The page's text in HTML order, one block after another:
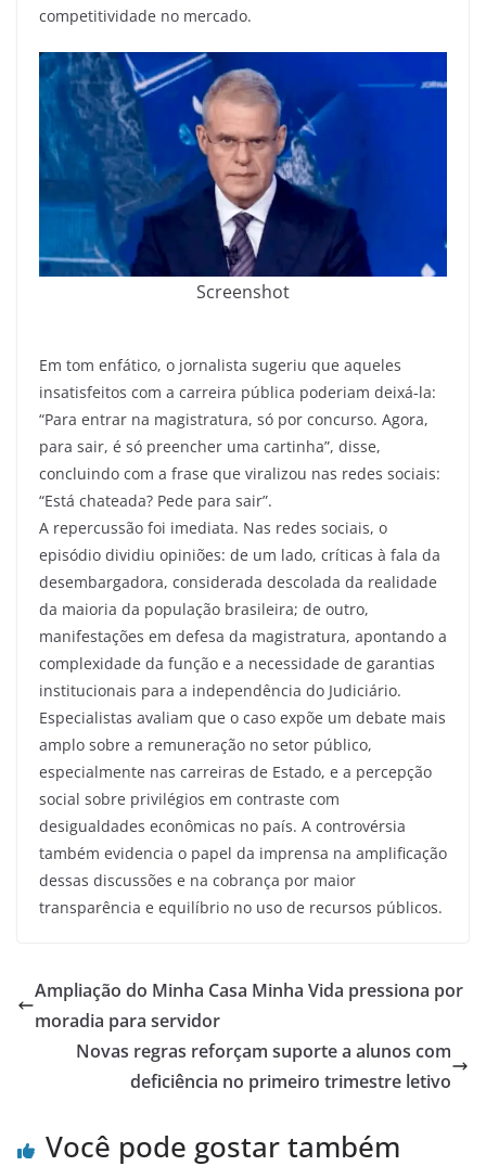
competitividade no mercado.
Screenshot
Em tom enfático, o jornalista sugeriu que aqueles
insatisfeitos com a carreira pública poderiam deixá-la:
“Para entrar na magistratura, só por concurso. Agora,
para sair, é só preencher uma cartinha”, disse,
concluindo com a frase que viralizou nas redes sociais:
“Está chateada? Pede para sair”.
A repercussão foi imediata. Nas redes sociais, o
episódio dividiu opiniões: de um lado, críticas à fala da
desembargadora, considerada descolada da realidade
da maioria da população brasileira; de outro,
manifestações em defesa da magistratura, apontando a
complexidade da função e a necessidade de garantias
institucionais para a independência do Judiciário.
Especialistas avaliam que o caso expõe um debate mais
amplo sobre a remuneração no setor público,
especialmente nas carreiras de Estado, e a percepção
social sobre privilégios em contraste com
desigualdades econômicas no país. A controvérsia
também evidencia o papel da imprensa na amplificação
dessas discussões e na cobrança por maior
transparência e equilíbrio no uso de recursos públicos.
Ampliação do Minha Casa Minha Vida pressiona por
moradia para servidor
Novas regras reforçam suporte a alunos com
deficiência no primeiro trimestre letivo
Você pode gostar também